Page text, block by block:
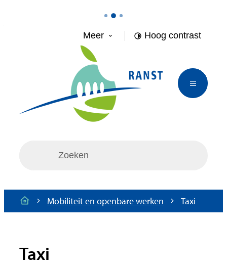
Gemeente Ranst
Meer Hoog contrast
Menu
Startpagina
Mobiliteit en openbare werken Taxi
Taxi
Thema's